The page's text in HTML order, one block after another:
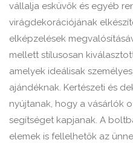
vállalja esküvők és egyéb
virágdekorációjának
elképzelések
mellett stílusosan
amelyek ideálisak
ajándéknak. Kertészeti és
nyújtanak, hogy a vásárlók
segítséget kapjanak. A
elemek is fellelhetők az